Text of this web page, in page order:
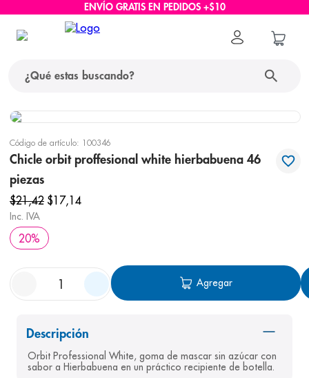
ENVÍO GRATIS EN PEDIDOS +$10
Código de artículo: 100346
Chicle orbit proffesional white hierbabuena 46
piezas
$21,42 $17,14
Inc. IVA
20%
Agregar
Descripción
Orbit Professional White, goma de mascar sin azúcar con
sabor a Hierbabuena en un práctico recipiente de botella.
términos más buscados
1. protector solar
2.
3. eucerin
4. cerave
5.
shampoo
7. bioderma
9 panolini
10.prueba embarazo